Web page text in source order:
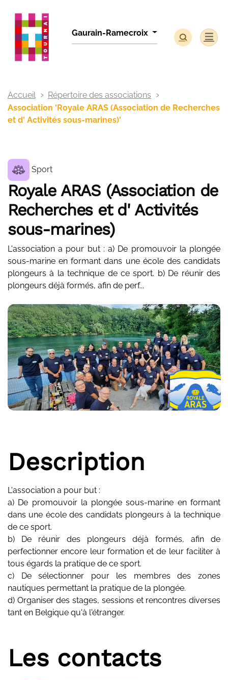
Gaurain-Ramecroix
Accueil
Répertoire des associations
Association 'Royale ARAS (Association de Recherches
et d' Activités sous-marines)'
Sport
Royale ARAS (Association de
Recherches et d' Activités
sous-marines)
L'association a pour but : a) De promouvoir la plongée
sous-marine en formant dans une école des candidats
plongeurs à la technique de ce sport. b) De réunir des
plongeurs déjà formés, afin de perf...
Description
L'association a pour but :
a) De promouvoir la plongée sous-marine en formant
dans une école des candidats plongeurs à la technique
de ce sport.
b) De réunir des plongeurs déjà formés, afin de
perfectionner encore leur formation et de leur faciliter à
tous égards la pratique de ce sport.
c) De sélectionner pour les membres des zones
nautiques permettant la pratique de la plongée.
d) Organiser des stages, sessions et rencontres diverses
tant en Belgique qu'à l'étranger.
Les contacts